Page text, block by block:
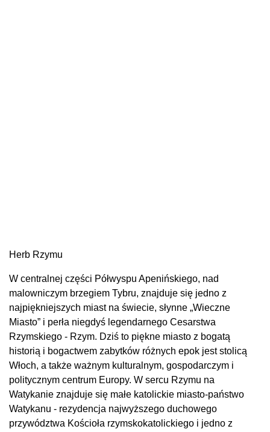
Herb Rzymu
W centralnej części Półwyspu Apenińskiego, nad
malowniczym brzegiem Tybru, znajduje się jedno z
najpiękniejszych miast na świecie, słynne „Wieczne
Miasto” i perła niegdyś legendarnego Cesarstwa
Rzymskiego - Rzym. Dziś to piękne miasto z bogatą
historią i bogactwem zabytków różnych epok jest stolicą
Włoch, a także ważnym kulturalnym, gospodarczym i
politycznym centrum Europy. W sercu Rzymu na
Watykanie znajduje się małe katolickie miasto-państwo
Watykanu - rezydencja najwyższego duchowego
przywództwa Kościoła rzymskokatolickiego i jedno z